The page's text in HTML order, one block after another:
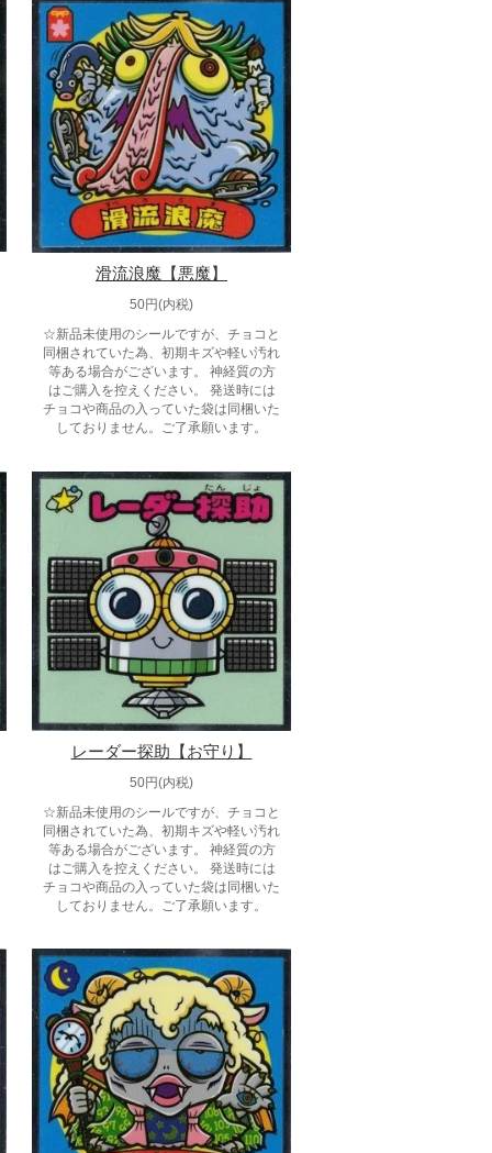
滑流浪魔【悪魔】
50円(内税)
☆新品未使用のシールですが、チョコと
同梱されていた為、初期キズや軽い汚れ
等ある場合がございます。 神経質の方
はご購入を控えください。 発送時には
チョコや商品の入っていた袋は同梱いた
しておりません。ご了承願います。
レーダー探助【お守り】
50円(内税)
☆新品未使用のシールですが、チョコと
同梱されていた為、初期キズや軽い汚れ
等ある場合がございます。 神経質の方
はご購入を控えください。 発送時には
チョコや商品の入っていた袋は同梱いた
しておりません。ご了承願います。